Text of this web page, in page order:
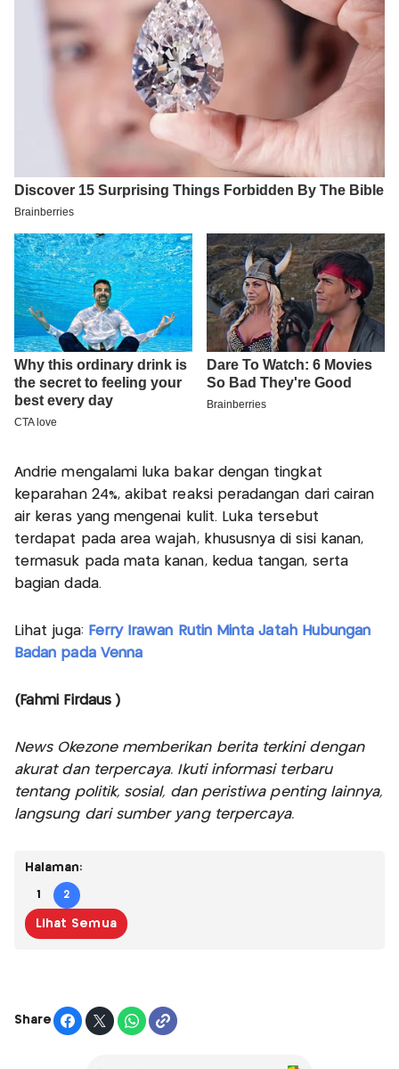
Andrie mengalami luka bakar dengan tingkat
keparahan 24%, akibat reaksi peradangan dari cairan
air keras yang mengenai kulit. Luka tersebut
terdapat pada area wajah, khususnya di sisi kanan,
termasuk pada mata kanan, kedua tangan, serta
bagian dada.
Lihat juga: Ferry Irawan Rutin Minta Jatah Hubungan
Badan pada Venna
(Fahmi Firdaus )
News Okezone memberikan berita terkini dengan
akurat dan terpercaya. Ikuti informasi terbaru
tentang politik, sosial, dan peristiwa penting lainnya,
langsung dari sumber yang terpercaya.
Halaman:
1 2
Lihat Semua
Share